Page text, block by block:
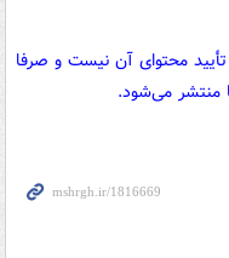
محتوای آن نیست و صرفا
منتشر می‌شود.